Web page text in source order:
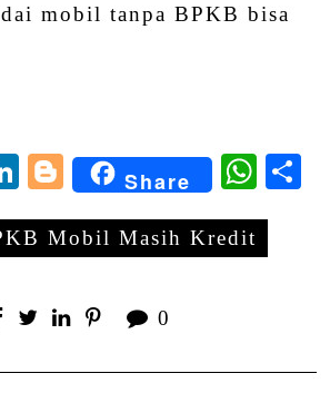
mobil tanpa BPKB bisa
LinkedIn
Blogger
Share
Mobil Masih Kredit
0